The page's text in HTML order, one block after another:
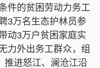
件的贫困劳动力务工
3万名生态护林员参
动3万户贫困家庭实
力外出务工群众，组
推进怒江、澜沧江沿